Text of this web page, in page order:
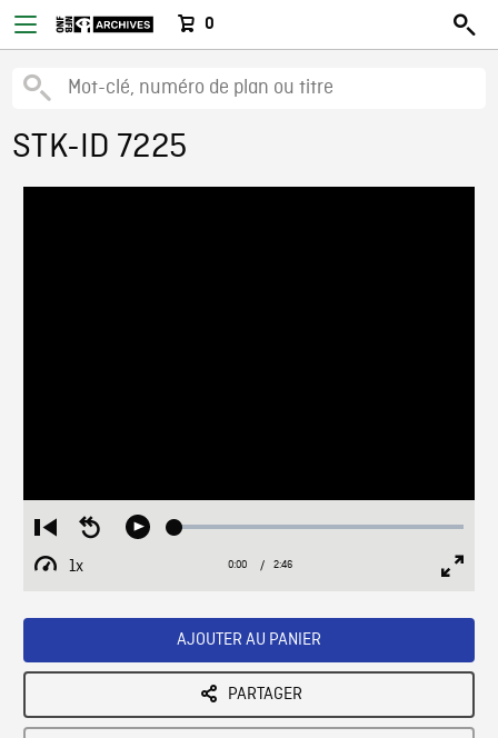
0
STK-ID 7225
Restart
from
beginning
Seek
Play Loaded:
1x
Playback
Current
0:00 / Duration
2:46
AJOUTER AU PANIER
PARTAGER